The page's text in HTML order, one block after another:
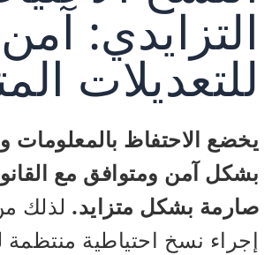
التزايدي: آمن
للتعديلات
يخضع الاحتفاظ بالمعلومات
بشكل آمن ومتوافق مع
صارمة بشكل متزايد. لذلك
إجراء نسخ احتياطية منتظمة